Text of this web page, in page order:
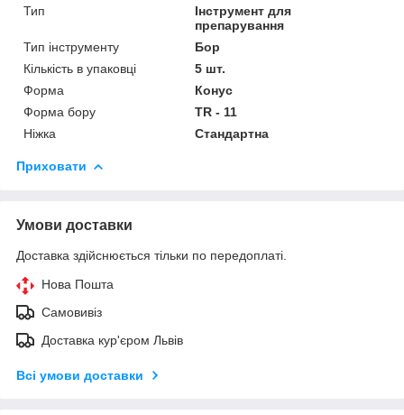
Тип
Інструмент для
препарування
Тип інструменту
Бор
Кількість в упаковці
5 шт.
Форма
Конус
Форма бору
TR - 11
Ніжка
Стандартна
Приховати
Умови доставки
Доставка здійснюється тільки по передоплаті.
Нова Пошта
Самовивіз
Доставка кур'єром Львів
Всі умови доставки